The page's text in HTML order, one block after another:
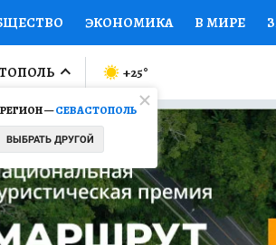
ЭКОНОМИКА В МИРЕ
ПРОИСШЕСТВИЯ
МИР Я ЗНАЮ СЕМЬЯ
СЕРИАЛЫ СПЕЦПРОЕКТЫ
КОНКУРСЫ РАБОТА У
—СЕВАСТОПОЛЬ
ВЫБРАТЬ ДРУГОЙ
+25°